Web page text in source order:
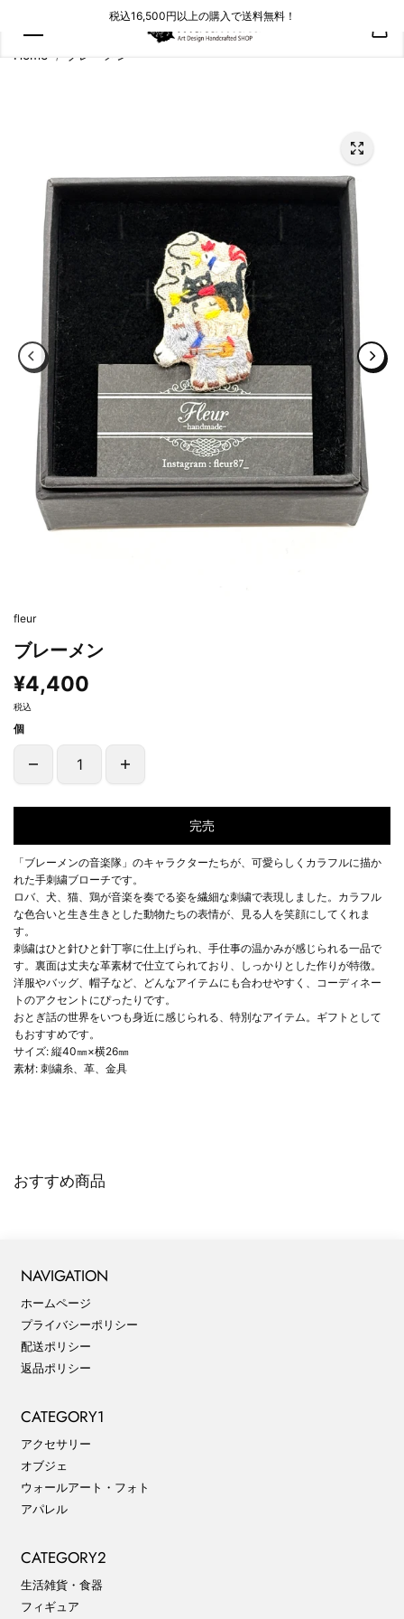
税込16,500円以上の購入で送料無料！
Home ブレーメン
fleur
ブレーメン
¥4,400
税込
個
完売
「ブレーメンの音楽隊」のキャラクターたちが、可愛らしくカラフルに描か
れた手刺繍ブローチです。
ロバ、犬、猫、鶏が音楽を奏でる姿を繊細な刺繍で表現しました。カラフル
な色合いと生き生きとした動物たちの表情が、見る人を笑顔にしてくれま
す。
刺繍はひと針ひと針丁寧に仕上げられ、手仕事の温かみが感じられる一品で
す。裏面は丈夫な革素材で仕立てられており、しっかりとした作りが特徴。
洋服やバッグ、帽子など、どんなアイテムにも合わせやすく、コーディネー
トのアクセントにぴったりです。
おとぎ話の世界をいつも身近に感じられる、特別なアイテム。ギフトとして
もおすすめです。
サイズ: 縦40㎜×横26㎜
素材: 刺繍糸、革、金具
おすすめ商品
NAVIGATION
ホームページ
プライバシーポリシー
配送ポリシー
返品ポリシー
CATEGORY1
アクセサリー
オブジェ
ウォールアート・フォト
アパレル
CATEGORY2
生活雑貨・食器
フィギュア